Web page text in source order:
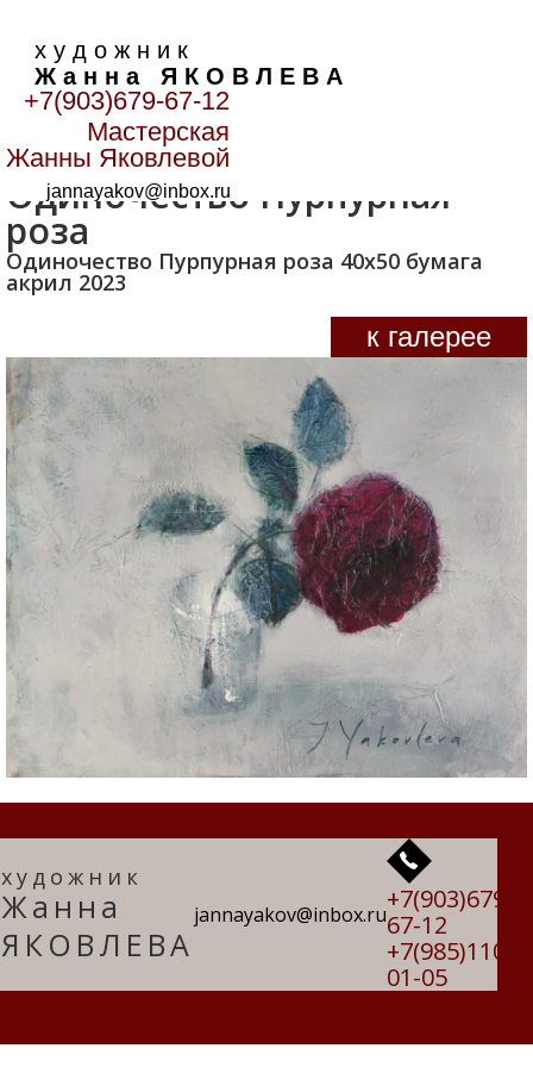
х у д о ж н и к
Ж а н н а Я К О В Л Е В А
+7(903)679-67-12
Мастерская
Жанны Яковлевой
jannayakov@inbox.ru
Главная>Цветы>Одиночество Пурпурная роза
Одиночество Пурпурная
роза
Одиночество Пурпурная роза 40х50 бумага
акрил 2023
к галерее
художник
Жанна
ЯКОВЛЕВА
jannayakov@inbox.ru+7(903)679-
67-12
+7(985)110-
01-05